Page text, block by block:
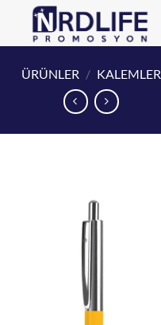
ÜRÜNLER / KALEMLER